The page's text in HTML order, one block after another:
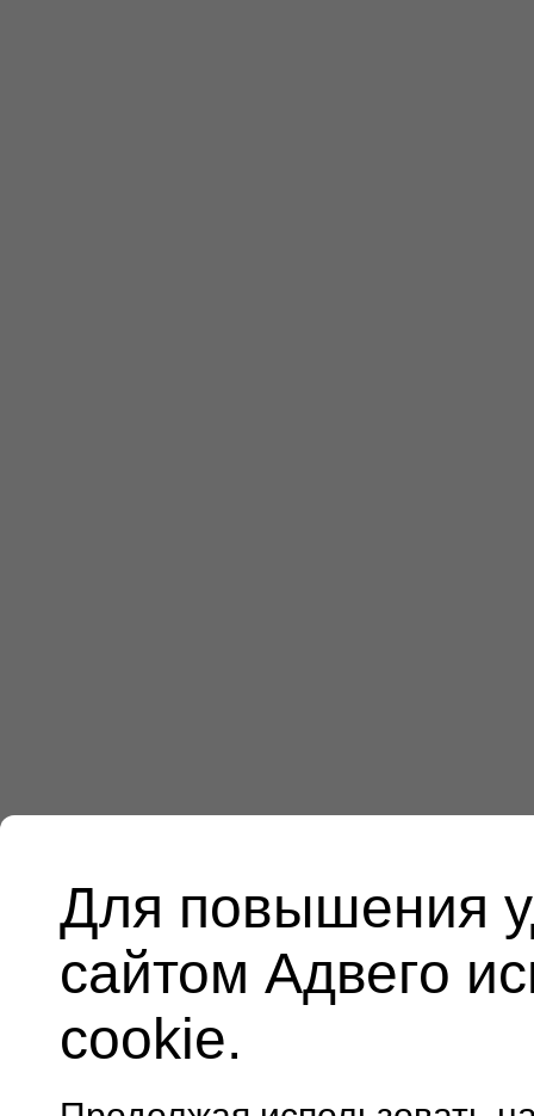
Для повышения
сайтом Адвего
cookie.